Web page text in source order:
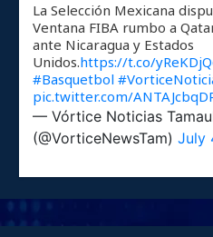
La Selección Mexicana
Ventana FIBA rumbo a
ante Nicaragua y Estados
Unidos.https://t.co/
#Basquetbol
pic.twitter.com/
— Vórtice Noticias
(@VorticeNewsTam)July